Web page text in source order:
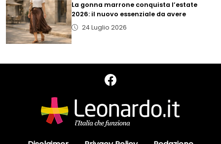
La gonna marrone conquista l’estate
2026: il nuovo essenziale da avere
24 Luglio 2026